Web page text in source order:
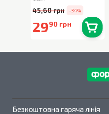
45,60 грн -34%
2990 грн
Безкоштовна гаряча лінія